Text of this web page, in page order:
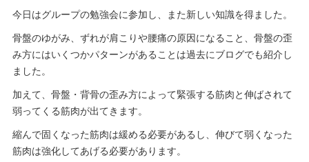
今日はグループの勉強会に参加し、また新しい知識を得ました。
骨盤のゆがみ、ずれが肩こりや腰痛の原因になること、骨盤の歪
み方にはいくつかパターンがあることは過去にブログでも紹介し
ました。
加えて、骨盤・背骨の歪み方によって緊張する筋肉と伸ばされて
弱ってくる筋肉が出てきます。
縮んで固くなった筋肉は緩める必要があるし、伸びて弱くなった
筋肉は強化してあげる必要があります。